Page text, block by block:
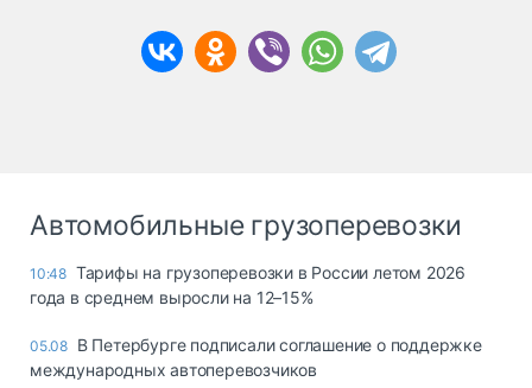
Автомобильные грузоперевозки
10:48 Тарифы на грузоперевозки в России летом 2026
года в среднем выросли на 12–15%
05.08 В Петербурге подписали соглашение о поддержке
международных автоперевозчиков